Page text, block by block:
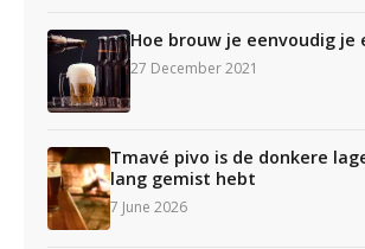
Hoe brouw je eenvoudig je
27 December 2021
Tmavé pivo is de donkere
lang gemist hebt
7 June 2026